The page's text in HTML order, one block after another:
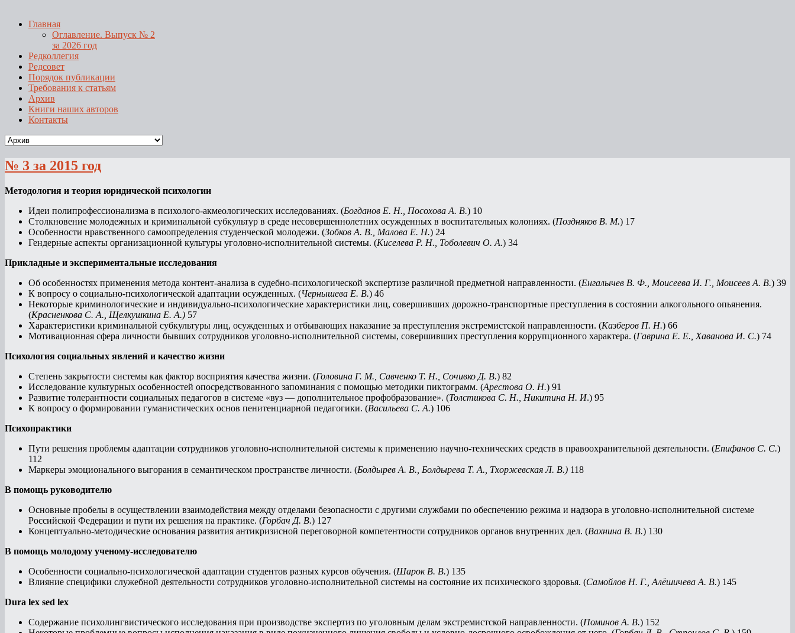
Главная
Оглавление. Выпуск № 2
за 2026 год
Редколлегия
Редсовет
Порядок публикации
Требования к статьям
Архив
Книги наших авторов
Контакты
№ 3 за 2015 год
Методология и теория юридической психологии
Идеи полипрофессионализма в психолого-акмеологических исследованиях. (Богданов Е. Н., Посохова А. В.) 10
Столкновение молодежных и криминальной субкультур в среде несовершеннолетних осужденных в воспитательных колониях. (Поздняков В. М.) 17
Особенности нравственного самоопределения студенческой молодежи. (Зобков А. В., Малова Е. Н.) 24
Гендерные аспекты организационной культуры уголовно-исполнительной системы. (Киселева Р. Н., Тоболевич О. А.) 34
Прикладные и экспериментальные исследования
Об особенностях применения метода контент-анализа в судебно-психологической экспертизе различной предметной направленности. (Енгалычев В. Ф., Моисеева И. Г., Моисеев А. В.) 39
К вопросу о социально-психологической адаптации осужденных. (Чернышева Е. В.) 46
Некоторые криминологические и индивидуально-психологические характеристики лиц, совершивших дорожно-транспортные преступления в состоянии алкогольного опьянения.
(Красненкова С. А., Щелкушкина Е. А.) 57
Характеристики криминальной субкультуры лиц, осужденных и отбывающих наказание за преступления экстремистской направленности. (Казберов П. Н.) 66
Мотивационная сфера личности бывших сотрудников уголовно-исполнительной системы, совершивших преступления коррупционного характера. (Гаврина Е. Е., Хаванова И. С.) 74
Психология социальных явлений и качество жизни
Степень закрытости системы как фактор восприятия качества жизни. (Головина Г. М., Савченко Т. Н., Сочивко Д. В.) 82
Исследование культурных особенностей опосредствованного запоминания с помощью методики пиктограмм. (Арестова О. Н.) 91
Развитие толерантности социальных педагогов в системе «вуз — дополнительное профобразование». (Толстикова С. Н., Никитина Н. И.) 95
К вопросу о формировании гуманистических основ пенитенциарной педагогики. (Васильева С. А.) 106
Психопрактики
Пути решения проблемы адаптации сотрудников уголовно-исполнительной системы к применению научно-технических средств в правоохранительной деятельности. (Епифанов С. С.)
112
Маркеры эмоционального выгорания в семантическом пространстве личности. (Болдырев А. В., Болдырева Т. А., Тхоржевская Л. В.) 118
В помощь руководителю
Основные пробелы в осуществлении взаимодействия между отделами безопасности с другими службами по обеспечению режима и надзора в уголовно-исполнительной системе
Российской Федерации и пути их решения на практике. (Горбач Д. В.) 127
Концептуально-методические основания развития антикризисной переговорной компетентности сотрудников органов внутренних дел. (Вахнина В. В.) 130
В помощь молодому ученому-исследователю
Особенности социально-психологической адаптации студентов разных курсов обучения. (Шарок В. В.) 135
Влияние специфики служебной деятельности сотрудников уголовно-исполнительной системы на состояние их психического здоровья. (Самойлов Н. Г., Алёшичева А. В.) 145
Dura lex sed lex
Содержание психолингвистического исследования при производстве экспертиз по уголовным делам экстремистской направленности. (Поминов А. В.) 152